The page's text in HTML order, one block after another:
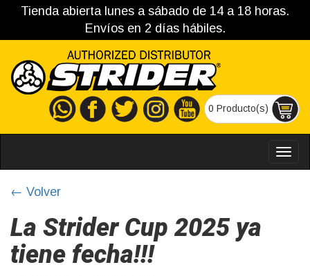
Tienda abierta lunes a sábado de 14 a 18 horas.
Envíos en 2 días hábiles.
0 Producto(s)
← Volver
La Strider Cup 2025 ya
tiene fecha!!!